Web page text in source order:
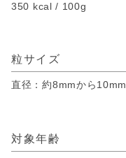
350 kcal / 100g
粒サイズ
直径：約8mmから10mm
対象年齢